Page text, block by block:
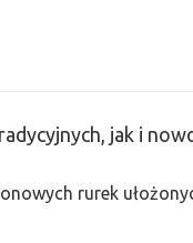
jak i
rurek